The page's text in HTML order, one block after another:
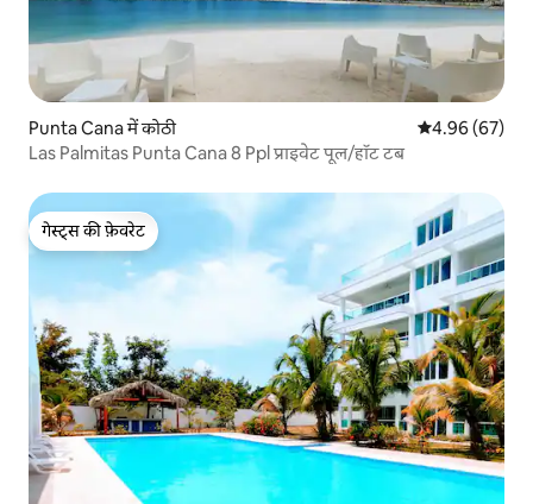
Punta Cana में कोठी औसत रेटिंग 5 में
4.96 (67)
Las Palmitas Punta Cana 8 Ppl प्राइवेट पूल/हॉट टब
गेस्ट्स की फ़ेवरेट
गेस्ट्स की फ़ेवरेट